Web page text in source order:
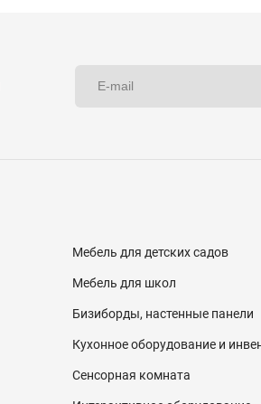
Мебель для детских садов
Мебель для школ
Бизиборды, настенные панели
Кухонное оборудование и
Сенсорная комната